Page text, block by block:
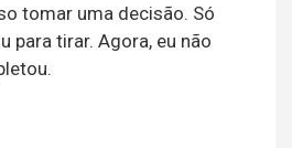
tomar uma decisão. Só
para tirar. Agora, eu não